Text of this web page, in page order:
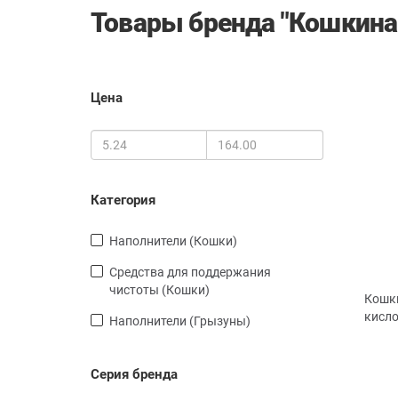
Товары бренда
Цена
Категория
Наполнители (Кошки)
Средства для поддержания
чистоты (Кошки)
Наполнители (Грызуны)
Серия бренда